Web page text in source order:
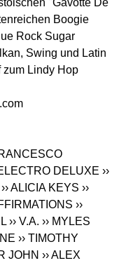
Boogie
Rock Sugar
Swing und Latin
zum Lindy Hop
DELUXE ››
›› ALICIA KEYS ››
››
›› V.A. ›› MYLES
›› TIMOTHY
JOHN ›› ALEX